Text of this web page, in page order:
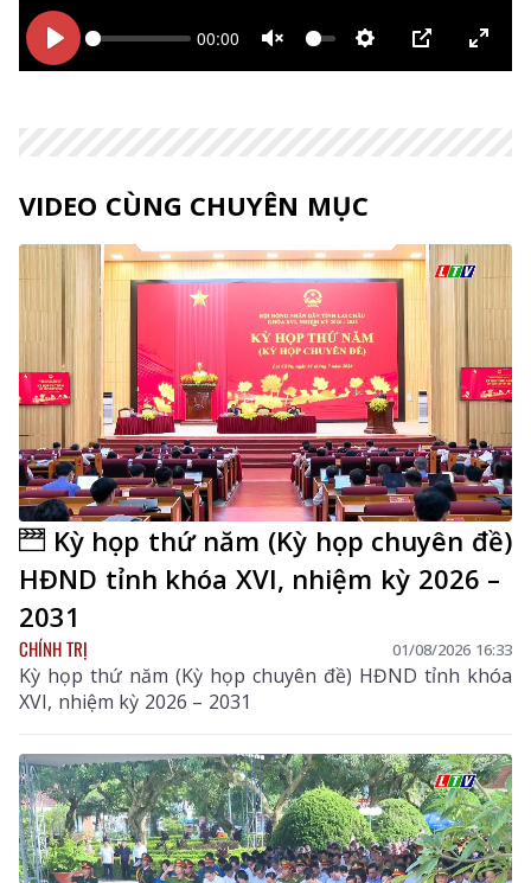
Bắt
00:00
Unmute Thiết PIP
Enter
Bắt
VIDEO CÙNG CHUYÊN MỤC
Kỳ họp thứ năm (Kỳ họp chuyên đề)
HĐND tỉnh khóa XVI, nhiệm kỳ 2026 –
2031
CHÍNH TRỊ 01/08/2026 16:33
Kỳ họp thứ năm (Kỳ họp chuyên đề) HĐND tỉnh khóa
XVI, nhiệm kỳ 2026 – 2031